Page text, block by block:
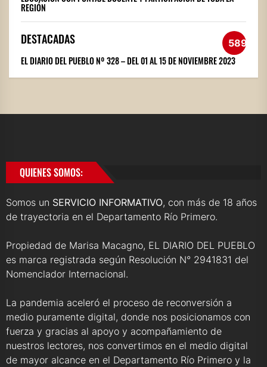
REGIÓN
DESTACADAS 589
EL DIARIO DEL PUEBLO Nº 328 – DEL 01 AL 15 DE NOVIEMBRE 2023
QUIENES SOMOS:
Somos un SERVICIO INFORMATIVO, con más de 18 años
de trayectoria en el Departamento Río Primero.
Propiedad de Marisa Macagno, EL DIARIO DEL PUEBLO
es marca registrada según Resolución N° 2941831 del
Nomenclador Internacional.
La pandemia aceleró el proceso de reconversión a
medio puramente digital, donde nos posicionamos con
fuerza y gracias al apoyo y acompañamiento de
nuestros lectores, nos convertimos en el medio digital
de mayor alcance en el Departamento Río Primero y la